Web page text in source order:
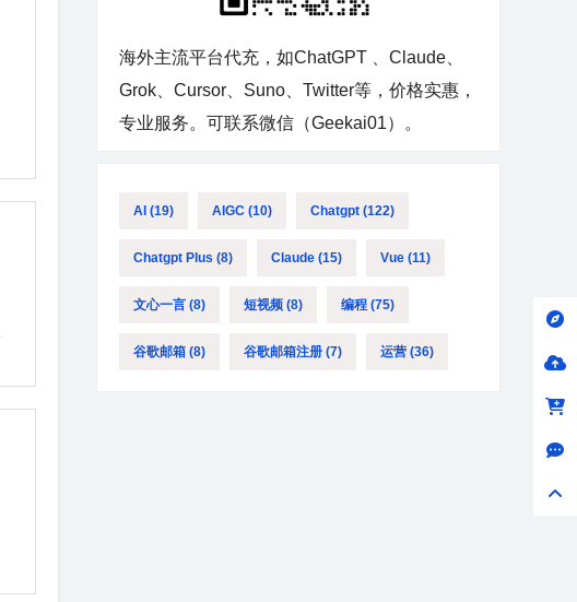
海外主流平台代充，如ChatGPT 、Claude、
Grok、Cursor、Suno、Twitter等，价格实惠，
专业服务。可联系微信（Geekai01）。
AI (19) AIGC (10) Chatgpt (122)
Chatgpt Plus (8) Claude (15) Vue (11)
文心一言 (8) 短视频 (8) 编程 (75)
谷歌邮箱 (8) 谷歌邮箱注册 (7) 运营 (36)